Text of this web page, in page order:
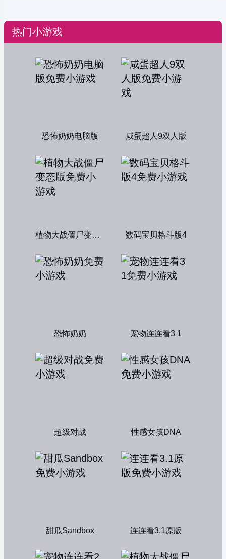
热门小游戏
恐怖奶奶电脑版 咸蛋超人9双人版
植物大战僵尸变态版 数码宝贝格斗版4
恐怖奶奶 宠物连连看3 1
超级对战 性感女孩DNA
甜瓜Sandbox 连连看3.1原版